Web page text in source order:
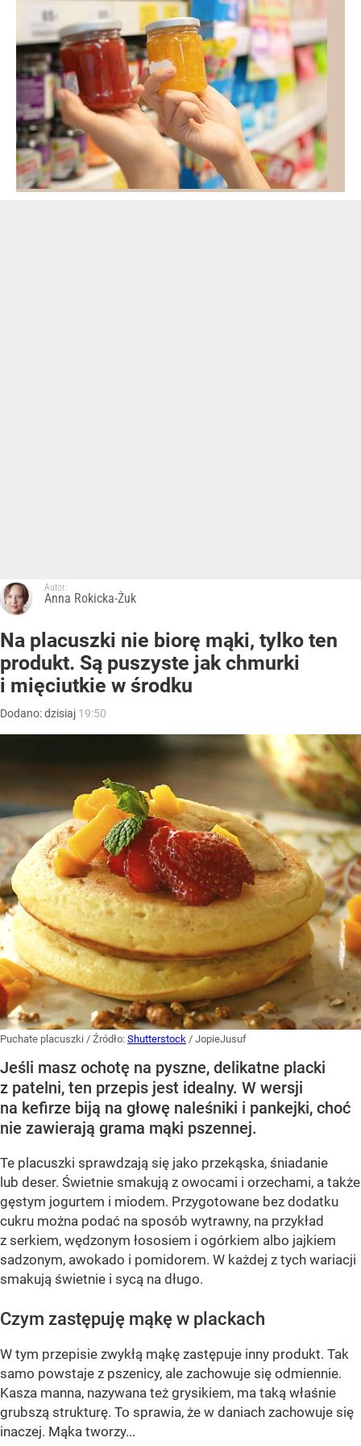
Autor:
Anna Rokicka-Żuk
Na placuszki nie biorę mąki, tylko ten
produkt. Są puszyste jak chmurki
i mięciutkie w środku
Dodano:dzisiaj 19:50
Puchate placuszki / Źródło: Shutterstock / JopieJusuf
Jeśli masz ochotę na pyszne, delikatne placki
z patelni, ten przepis jest idealny. W wersji
na kefirze biją na głowę naleśniki i pankejki, choć
nie zawierają grama mąki pszennej.
Te placuszki sprawdzają się jako przekąska, śniadanie
lub deser. Świetnie smakują z owocami i orzechami, a także
gęstym jogurtem i miodem. Przygotowane bez dodatku
cukru można podać na sposób wytrawny, na przykład
z serkiem, wędzonym łososiem i ogórkiem albo jajkiem
sadzonym, awokado i pomidorem. W każdej z tych wariacji
smakują świetnie i sycą na długo.
Czym zastępuję mąkę w plackach
W tym przepisie zwykłą mąkę zastępuje inny produkt. Tak
samo powstaje z pszenicy, ale zachowuje się odmiennie.
Kasza manna, nazywana też grysikiem, ma taką właśnie
grubszą strukturę. To sprawia, że w daniach zachowuje się
inaczej. Mąka tworzy...